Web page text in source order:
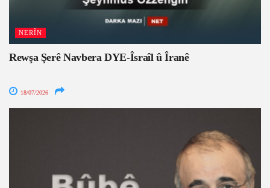
NERÎN
Rewşa Şerê Navbera DYE-Îsraîl û Îranê
18/07/2026